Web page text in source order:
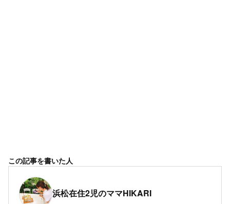
この記事を書いた人
浜松在住2児のママHIKARI